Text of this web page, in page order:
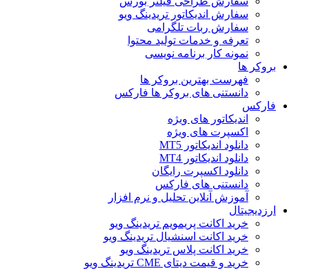
سفارش اندیکاتور تریدینگ ویو
سفارش ربات تلگرامی
تعرفه و خدمات تولید محتوا
نمونه کار برنامه نویسی
بروکر ها
فهرست بهترین بروکر ها
دانستنی های بروکر ها فارکس
فارکس
اندیکاتور های ویژه
اکسپرت های ویژه
دانلود اندیکاتور MT5
دانلود اندیکاتور MT4
دانلود اکسپرت رایگان
دانستنی های فارکس
آموزش آنلاین تحلیل و نرم افزار
ارزدیجیتال
خرید اکانت پریمویم تریدینگ ویو
خرید اکانت اسنشیال تریدینگ ویو
خرید اکانت پلاس تریدینگ ویو
خرید و قیمت دیتای CME تریدینگ ویو